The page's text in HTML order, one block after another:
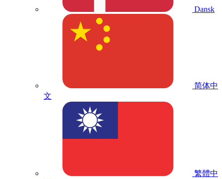
Dansk
简体中
文
繁體中